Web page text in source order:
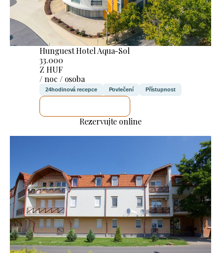
Hunguest Hotel Aqua-Sol
33.000
Z HUF
/ noc / osoba
24hodinová recepce Povlečení Přístupnost
Rezervujte online